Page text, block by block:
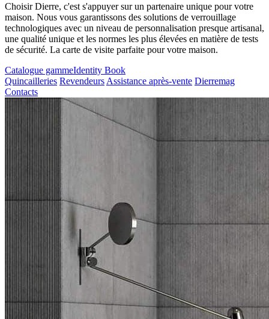
Choisir Dierre, c'est s'appuyer sur un partenaire unique pour votre
maison. Nous vous garantissons des solutions de verrouillage
technologiques avec un niveau de personnalisation presque artisanal,
une qualité unique et les normes les plus élevées en matière de tests
de sécurité. La carte de visite parfaite pour votre maison.
Catalogue gammeIdentity Book
Quincailleries Revendeurs Assistance après-vente Dierremag
Contacts